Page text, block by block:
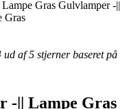
Gras Gulvlamper -||
Gras
ud af 5 stjerner baseret på
-|| Lampe Gras